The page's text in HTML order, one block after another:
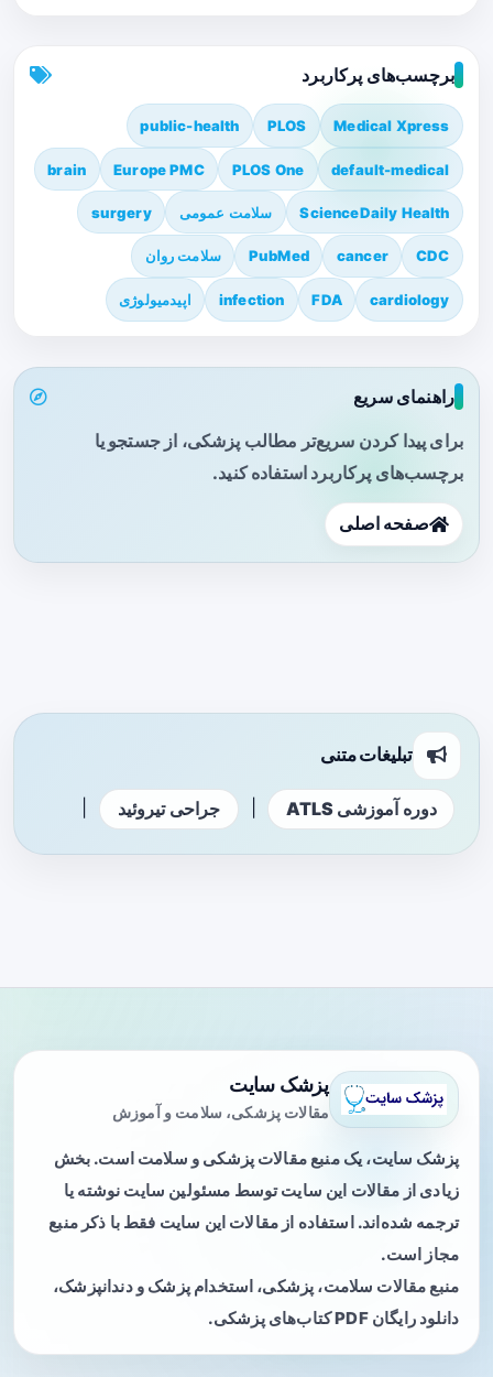
برچسب‌های پرکاربرد
Medical Xpress
PLOS
public-health
default-medical
PLOS One
Europe PMC
brain
ScienceDaily Health سلامت عمومی surgery
CDC
cancer
PubMed سلامت روان
cardiology
FDA
infection اپیدمیولوژی
راهنمای سریع
برای پیدا کردن سریع‌تر مطالب پزشکی، از جستجو یا
برچسب‌های پرکاربرد استفاده کنید.
صفحه اصلی
تبلیغات متنی
دوره آموزشی ATLS جراحی تیروئید
پزشک سایت
مقالات پزشکی، سلامت و آموزش
پزشک سایت، یک منبع مقالات پزشکی و سلامت است. بخش
زیادی از مقالات این سایت توسط مسئولین سایت نوشته یا
ترجمه شده‌اند. استفاده از مقالات این سایت فقط با ذکر منبع
مجاز است.
منبع مقالات سلامت، پزشکی، استخدام پزشک و دندانپزشک،
دانلود رایگان PDF کتاب‌های پزشکی.